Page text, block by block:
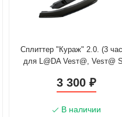
Сплиттер "Кураж" 2.0. (3
для L@DA Vesт@, Vesт@
3 300₽
В наличии